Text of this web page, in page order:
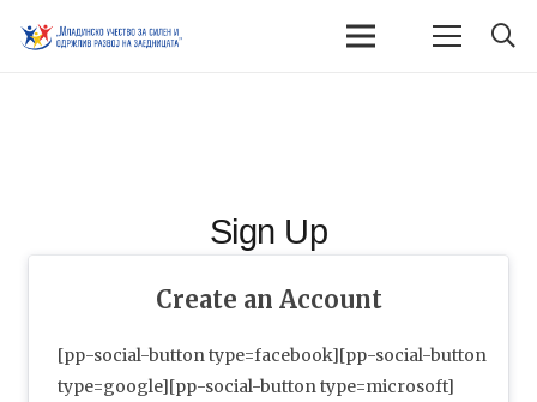
Sign Up
Create an Account
[pp-social-button type=facebook][pp-social-button
type=google][pp-social-button type=microsoft]